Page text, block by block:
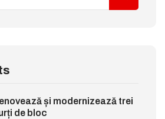
și modernizează trei
de bloc